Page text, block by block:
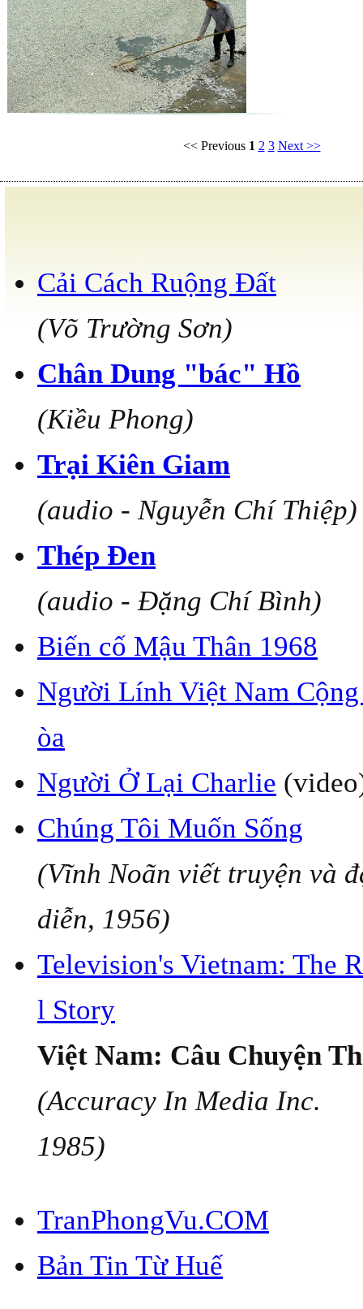
<< Previous 1 2 3 Next >>
Cải Cách Ruộng Đất
(Võ Trường Sơn)
Chân Dung "bác" Hồ
(Kiều Phong)
Trại Kiên Giam
(audio - Nguyễn Chí Thiệp)
Thép Đen
(audio - Đặng Chí Bình)
Biến cố Mậu Thân 1968
Người Lính Việt Nam
òa
Người Ở Lại Charlie
Chúng Tôi Muốn Sống
(Vĩnh Noãn viết truyện và
diễn, 1956)
Television's Vietnam: The
l Story
Việt Nam: Câu Chuyện
(Accuracy In Media Inc.
1985)
TranPhongVu.COM
Bản Tin Từ Huế